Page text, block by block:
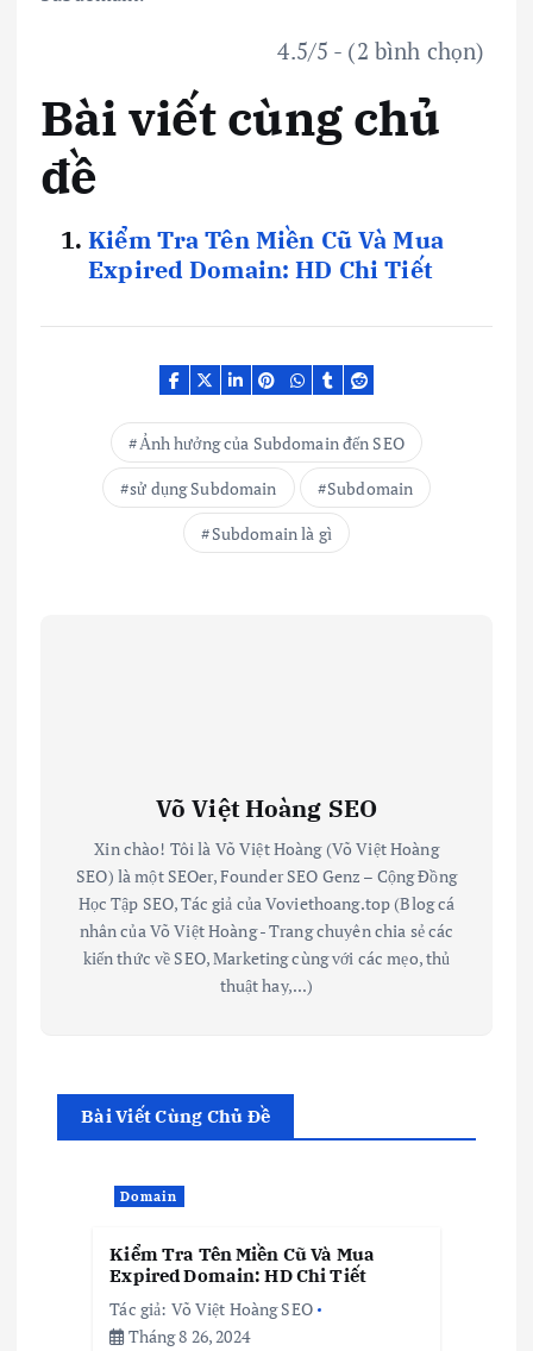
4.5/5 - (2 bình chọn)
Bài viết cùng chủ
đề
Kiểm Tra Tên Miền Cũ Và Mua
Expired Domain: HD Chi Tiết
Ảnh hưởng của Subdomain đến SEO
sử dụng Subdomain
Subdomain
Subdomain là gì
Võ Việt Hoàng SEO
Xin chào! Tôi là Võ Việt Hoàng (Võ Việt Hoàng
SEO) là một SEOer, Founder SEO Genz – Cộng Đồng
Học Tập SEO, Tác giả của Voviethoang.top (Blog cá
nhân của Võ Việt Hoàng - Trang chuyên chia sẻ các
kiến thức về SEO, Marketing cùng với các mẹo, thủ
thuật hay,...)
Bài Viết Cùng Chủ Đề
Domain
Kiểm Tra Tên Miền Cũ Và Mua
Expired Domain: HD Chi Tiết
Tác giả: Võ Việt Hoàng SEO
Tháng 8 26, 2024